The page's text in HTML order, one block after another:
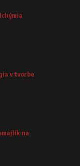
v tvorbe
na